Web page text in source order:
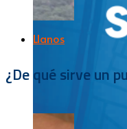
Llanos
¿De qué sirve un